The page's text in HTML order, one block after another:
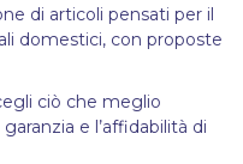
di articoli pensati per il
domestici, con proposte
ciò che meglio
e l’affidabilità di